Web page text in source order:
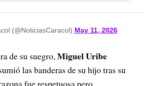
(@NoticiasCaracol) May 11, 2026
de su suegro,Miguel Uribe
las banderas de su hijo tras su
fue respetuosa pero